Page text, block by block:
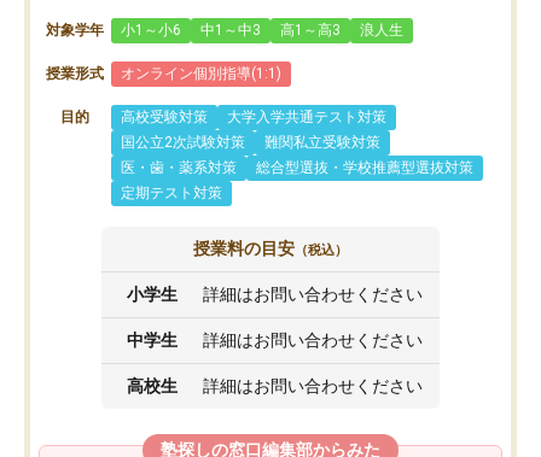
対象学年 小1～小6 中1～中3 高1～高3 浪人生
授業形式 オンライン個別指導(1:1)
目的 高校受験対策
大学入学共通テスト対策
国公立2次試験対策
難関私立受験対策
医・歯・薬系対策
総合型選抜・学校推薦型選抜対策
定期テスト対策
授業料の目安 （税込）
小学生 詳細はお問い合わせください
中学生 詳細はお問い合わせください
高校生 詳細はお問い合わせください
塾探しの窓口編集部からみた